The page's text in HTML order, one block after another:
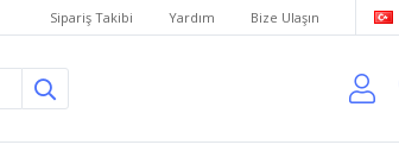
Sipariş Takibi Yardım Bize Ulaşın